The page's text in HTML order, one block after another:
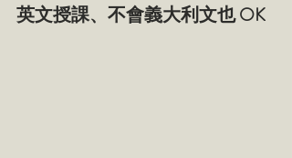
英文授課、不會義大利文也 OK